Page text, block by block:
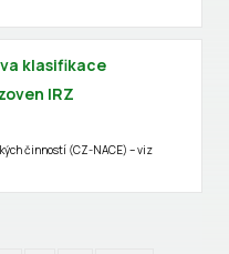
klasifikace
IRZ
činností (CZ-NACE) – viz